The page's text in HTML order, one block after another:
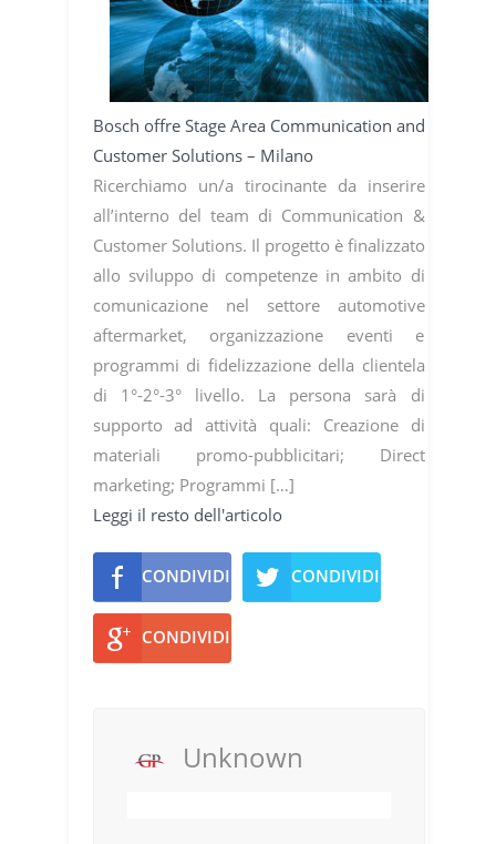
Bosch offre Stage Area Communication and
Customer Solutions – Milano
Ricerchiamo un/a tirocinante da inserire
all’interno del team di Communication &
Customer Solutions. Il progetto è finalizzato
allo sviluppo di competenze in ambito di
comunicazione nel settore automotive
aftermarket, organizzazione eventi e
programmi di fidelizzazione della clientela
di 1°-2°-3° livello. La persona sarà di
supporto ad attività quali: Creazione di
materiali promo-pubblicitari; Direct
marketing; Programmi […]
Leggi il resto dell'articolo
CONDIVIDI CONDIVIDI
CONDIVIDI
Unknown